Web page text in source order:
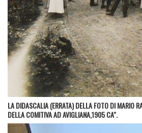
LA DIDASCALIA (ERRATA) DELLA FOTO DI MARIO
DELLA COMITIVA AD AVIGLIANA,1905 CA".